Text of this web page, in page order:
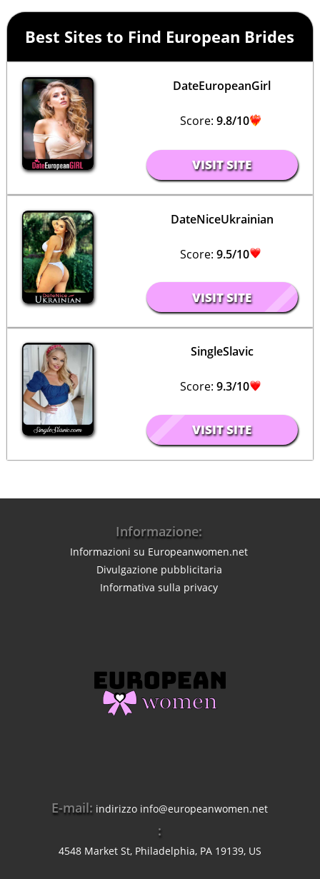
Best Sites to Find European Brides
DateEuropeanGirl
Score: 9.8/10
VISIT SITE
DateNiceUkrainian
Score: 9.5/10
VISIT SITE
SingleSlavic
Score: 9.3/10
VISIT SITE
Informazione:
Informazioni su Europeanwomen.net
Divulgazione pubblicitaria
Informativa sulla privacy
E-mail: indirizzo info@europeanwomen.net
:
4548 Market St, Philadelphia, PA 19139, US